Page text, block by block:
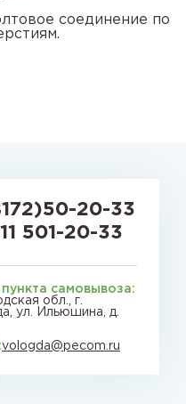
соединение по
20-33
501-20-33
самовывоза:
обл., г.
ул. Ильюшина, д.
vologda@pecom.ru